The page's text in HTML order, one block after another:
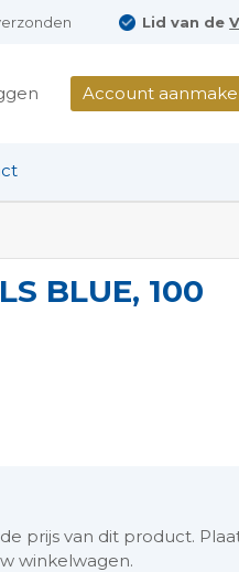
Lid van de
Account
BLUE, 100
prijs van dit product.
winkelwagen.